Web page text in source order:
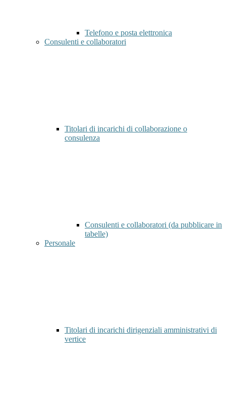
Telefono e posta elettronica
Consulenti e collaboratori
Titolari di incarichi di collaborazione o
consulenza
Consulenti e collaboratori (da pubblicare in
tabelle)
Personale
Titolari di incarichi dirigenziali amministrativi di
vertice